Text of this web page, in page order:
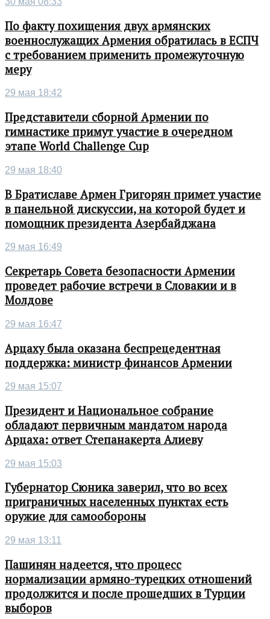
По факту похищения двух армянских
военнослужащих Армения обратилась в ЕСПЧ
с требованием применить промежуточную
меру
29 мая 18:42
Представители сборной Армении по
гимнастике примут участие в очередном
этапе World Challenge Cup
29 мая 18:40
В Братиславе Армен Григорян примет участие
в панельной дискуссии, на которой будет и
помощник президента Азербайджана
29 мая 16:49
Секретарь Совета безопасности Армении
проведет рабочие встречи в Словакии и в
Молдове
29 мая 16:47
Арцаху была оказана беспрецедентная
поддержка: министр финансов Армении
29 мая 15:07
Президент и Национальное собрание
обладают первичным мандатом народа
Арцаха: ответ Степанакерта Алиеву
29 мая 15:03
Губернатор Сюника заверил, что во всех
приграничных населенных пунктах есть
оружие для самообороны
29 мая 13:11
Пашинян надеется, что процесс
нормализации армяно-турецких отношений
продолжится и после прошедших в Турции
выборов